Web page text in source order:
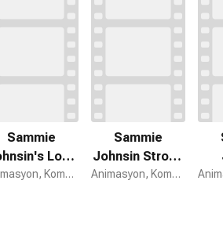
Sammie
Love
Affair
Animasyon, Komedi, Kısa Film
Sammie
Johnsin Strong
Man
Animasyon, Komedi, Kısa Film